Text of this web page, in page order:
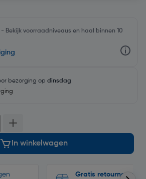
Bekijk voorraadniveaus en haal binnen 10
bezorging op dinsdag
In winkelwagen
Gratis retourneren